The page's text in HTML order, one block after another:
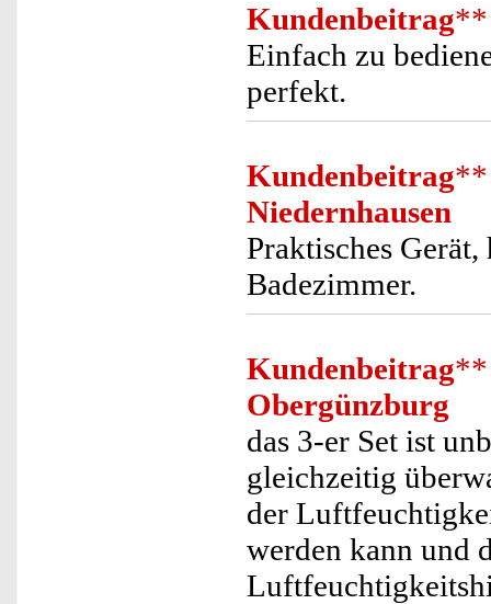
Kundenbeitrag**
Einfach zu
perfekt.
Kundenbeitrag**
Niedernhausen
Praktisches
Badezimmer.
Kundenbeitrag**
Obergünzburg
das 3-er Set ist
gleichzeitig
der
werden kann und